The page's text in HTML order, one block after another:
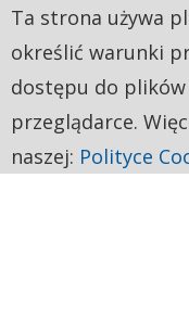
Ta strona używa
określić warunki
dostępu do
przeglądarce.
naszej: Polityce